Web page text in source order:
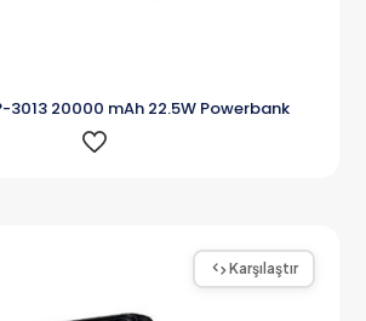
3013 20000 mAh 22.5W Powerbank
Karşılaştır